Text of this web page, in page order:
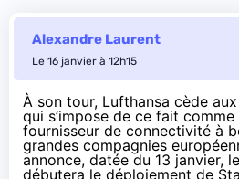
Alexandre Laurent
Le 16 janvier à 12h15
À son tour, Lufthansa cède
qui s’impose de ce fait
fournisseur de connectivité à
grandes compagnies
annonce, datée du 13 janvier,
débutera le déploiement de